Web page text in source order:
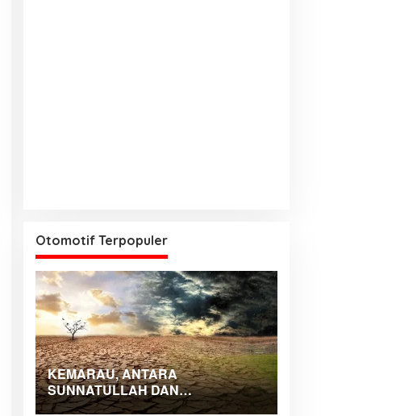
Otomotif Terpopuler
KEMARAU, ANTARA
SUNNATULLAH DAN
MUHASABAH